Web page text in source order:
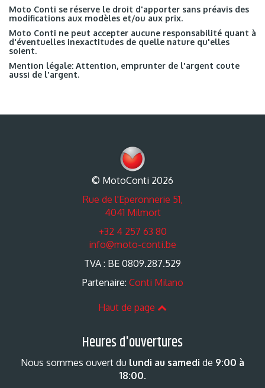
Moto Conti se réserve le droit d'apporter sans préavis des
modifications aux modèles et/ou aux prix.
Moto Conti ne peut accepter aucune responsabilité quant à
d'éventuelles inexactitudes de quelle nature qu'elles
soient.
Mention légale: Attention, emprunter de l'argent coute
aussi de l'argent.
© MotoConti 2026
Rue de l'Eperonnerie 51,
4041 Milmort
+32 4 257 63 80
info@moto-conti.be
TVA : BE 0809.287.529
Partenaire: Conti Milano
Haut de page
Heures d'ouvertures
Nous sommes ouvert du lundi au samedi de 9:00 à
18:00.